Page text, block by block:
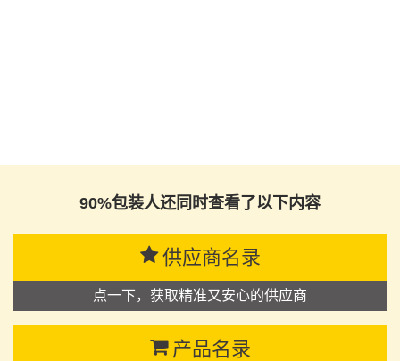
90%包装人还同时查看了以下内容
供应商名录
点一下，获取精准又安心的供应商
产品名录